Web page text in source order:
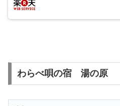
わらべ唄の宿 湯の原